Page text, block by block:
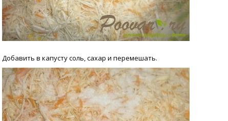
Добавить в капусту соль, сахар и перемешать.